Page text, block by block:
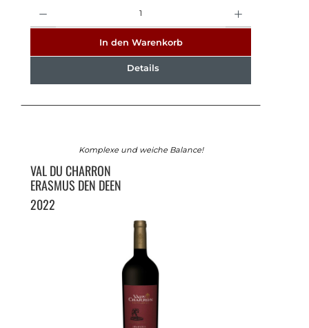
In den Warenkorb
Details
Komplexe und weiche Balance!
VAL DU CHARRON
ERASMUS DEN DEEN
2022